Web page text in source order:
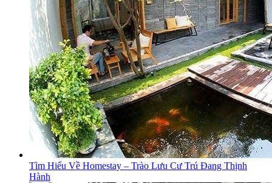
Tìm Hiểu Về Homestay – Trào Lưu Cư Trú Đang Thịnh
Hành